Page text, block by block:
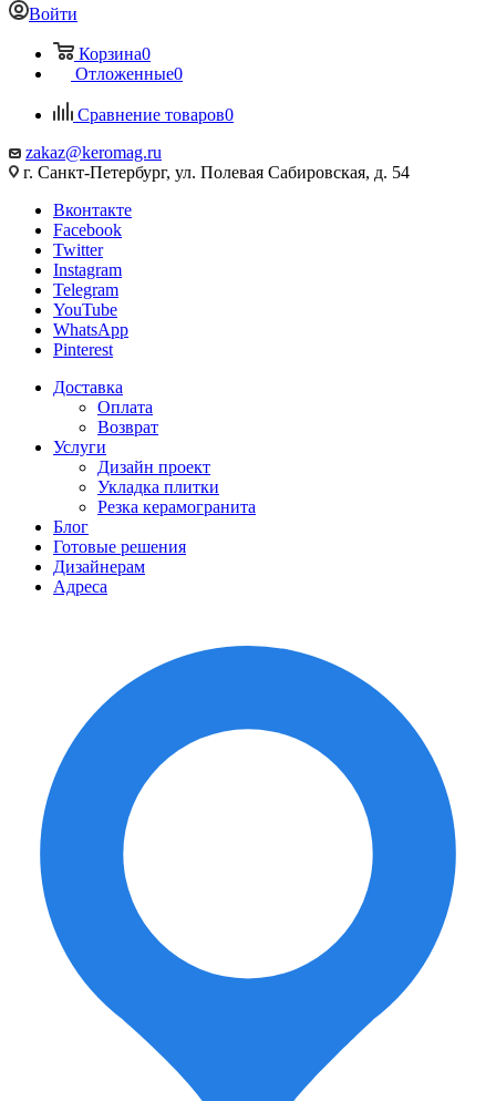
Войти
Корзина0
Отложенные0
Сравнение товаров0
zakaz@keromag.ru
г. Санкт-Петербург, ул. Полевая Сабировская, д. 54
Вконтакте
Facebook
Twitter
Instagram
Telegram
YouTube
WhatsApp
Pinterest
Доставка
Оплата
Возврат
Услуги
Дизайн проект
Укладка плитки
Резка керамогранита
Блог
Готовые решения
Дизайнерам
Адреса